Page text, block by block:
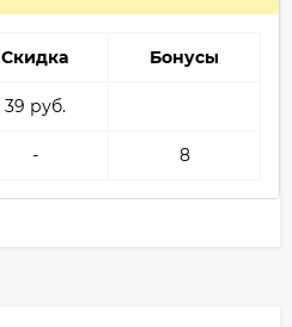
Скидка Бонусы
39 руб.
- 8